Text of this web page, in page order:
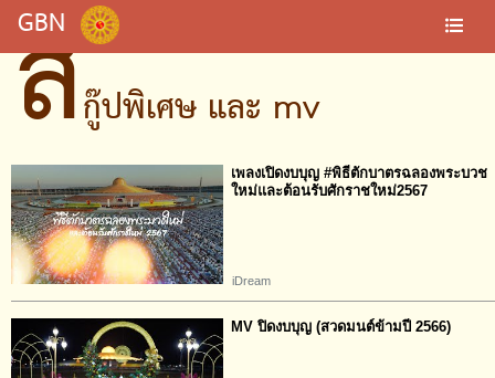
GBN
สกู๊ปพิเศษ และ mv
เพลงเปิดงบบุญ #พิธีตักบาตรฉลองพระบวช
ใหม่และต้อนรับศักราชใหม่2567
iDream
MV ปิดงบบุญ (สวดมนต์ข้ามปี 2566)